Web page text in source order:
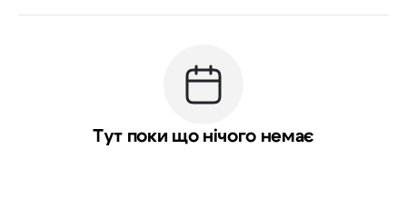
Тут поки що нічого немає